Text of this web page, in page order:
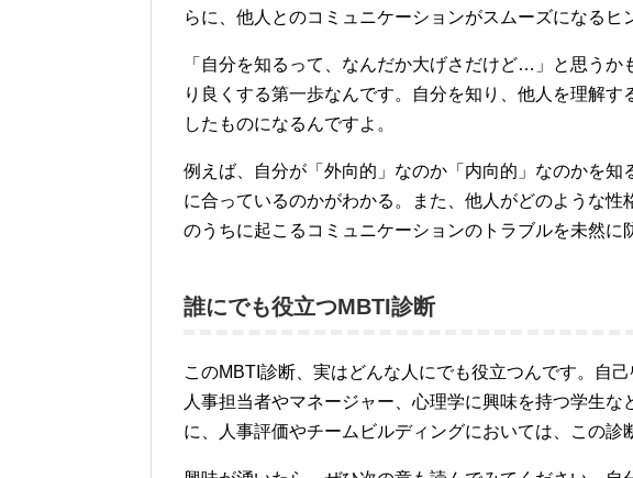
らに、他人とのコミュニケーションがスムーズになるヒ
「自分を知るって、なんだか大げさだけど…」と思うか
り良くする第一歩なんです。自分を知り、他人を理解
したものになるんですよ。
例えば、自分が「外向的」なのか「内向的」なのかを知
に合っているのかがわかる。また、他人がどのような
のうちに起こるコミュニケーションのトラブルを未然に
誰にでも役立つMBTI診断
このMBTI診断、実はどんな人にでも役立つんです。自
人事担当者やマネージャー、心理学に興味を持つ学生
に、人事評価やチームビルディングにおいては、この診